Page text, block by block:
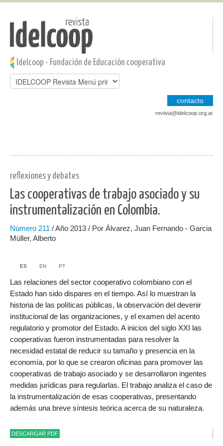
Pasar al contenido principal
Jump to main content
Idelcoop - Fundación de Educación cooperativa
contacto
revista@idelcoop.org.ar
reflexiones y debates
Las cooperativas de trabajo asociado y su
instrumentalización en Colombia.
Número 211 / Año 2013 / Por Álvarez, Juan Fernando - Garcia
Müller, Alberto
ES EN PT
Las relaciones del sector cooperativo colombiano con el
Estado han sido dispares en el tiempo. Así lo muestran la
historia de las políticas públicas, la observación del devenir
institucional de las organizaciones, y el examen del acento
regulatorio y promotor del Estado. A inicios del siglo XXI las
cooperativas fueron instrumentadas para resolver la
necesidad estatal de reducir su tamaño y presencia en la
economía, por lo que se crearon oficinas para promover las
cooperativas de trabajo asociado y se desarrollaron ingentes
medidas jurídicas para regularlas. El trabajo analiza el caso de
la instrumentalización de esas cooperativas, presentando
además una breve síntesis teórica acerca de su naturaleza.
DESCARGAR PDF